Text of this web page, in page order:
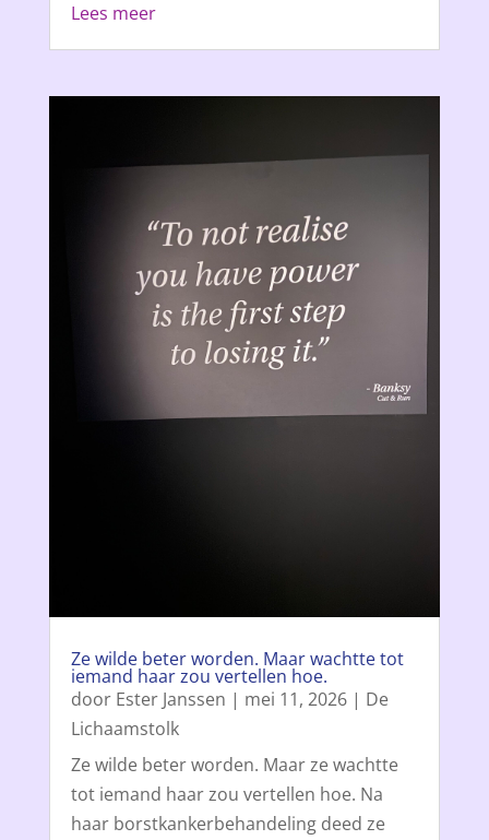
Lees meer
Ze wilde beter worden. Maar wachtte tot
iemand haar zou vertellen hoe.
door Ester Janssen | mei 11, 2026| De
Lichaamstolk
Ze wilde beter worden. Maar ze wachtte
tot iemand haar zou vertellen hoe. Na
haar borstkankerbehandeling deed ze